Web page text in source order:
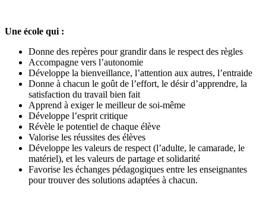
Une école qui :
Donne des repères pour grandir dans le respect des règles
Accompagne vers l’autonomie
Développe la bienveillance, l’attention aux autres, l’entraide
Donne à chacun le goût de l’effort, le désir d’apprendre, la
satisfaction du travail bien fait
Apprend à exiger le meilleur de soi-même
Développe l’esprit critique
Révèle le potentiel de chaque élève
Valorise les réussites des élèves
Développe les valeurs de respect (l’adulte, le camarade, le
matériel), et les valeurs de partage et solidarité
Favorise les échanges pédagogiques entre les enseignantes
pour trouver des solutions adaptées à chacun.